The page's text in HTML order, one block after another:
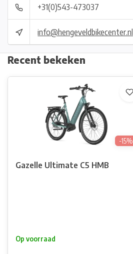
+31(0)543-473037
info@hengeveldbikecenter.nl
Recent bekeken
-15%
Gazelle Ultimate C5 HMB
Op voorraad